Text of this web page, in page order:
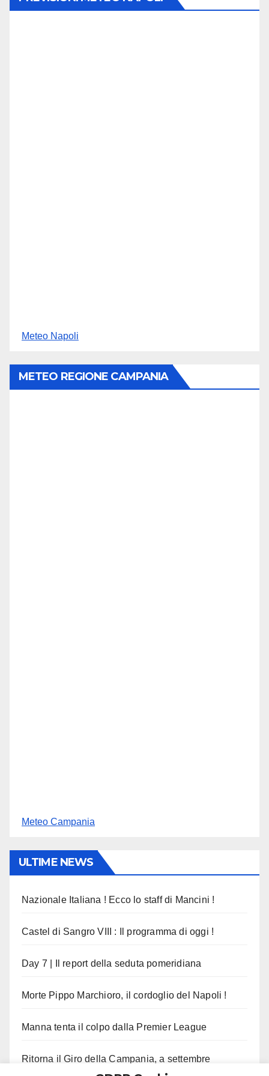
Meteo Napoli
METEO REGIONE CAMPANIA
Meteo Campania
ULTIME NEWS
Nazionale Italiana ! Ecco lo staff di Mancini !
Castel di Sangro VIII : Il programma di oggi !
Day 7 | Il report della seduta pomeridiana
Morte Pippo Marchioro, il cordoglio del Napoli !
Manna tenta il colpo dalla Premier League
Ritorna il Giro della Campania, a settembre